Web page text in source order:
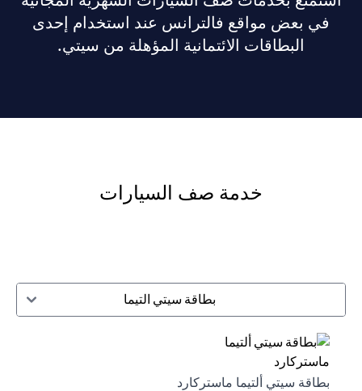
في بعض مواقع فالترانس عند استخدام إحدى
البطاقات الائتمانية المؤهلة من سيتي.
خدمة صف السيارات
بطاقة سيتي التيما
بطاقة سيتي ألتيما ماستركارد